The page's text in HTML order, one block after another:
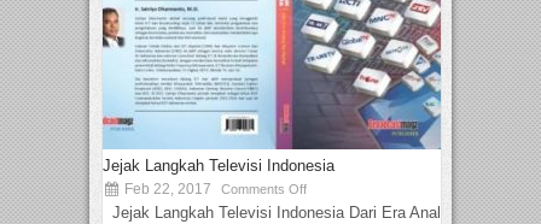
Jejak Langkah Televisi Indonesia
Feb 22, 2017 Comments Off
Jejak Langkah Televisi Indonesia Dari Era Analog